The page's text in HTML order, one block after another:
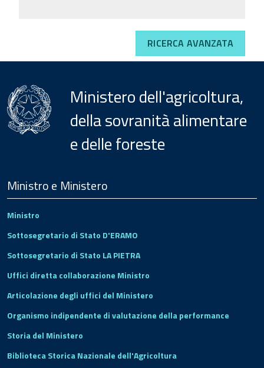
RICERCA AVANZATA
Ministero dell'agricoltura,
della sovranità alimentare
e delle foreste
Footer
Ministro e Ministero
Ministro
Sottosegretario di Stato D'ERAMO
Sottosegretario di Stato LA PIETRA
Uffici diretta collaborazione Ministro
Articolazione degli uffici del Ministero
Organismo indipendente di valutazione della performance
Storia del Ministero
Biblioteca Storica Nazionale dell'Agricoltura